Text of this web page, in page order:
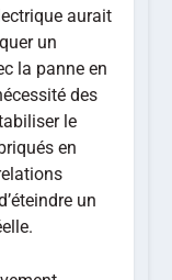
Générale
l’idée que
comme
Nous
avec